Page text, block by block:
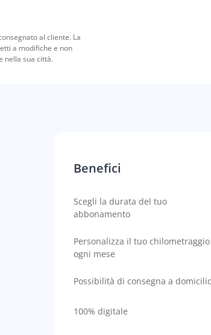
al cliente. La
a modifiche e non
nella sua città.
Benefici
Scegli la durata del tuo
abbonamento
Personalizza il tuo chilometraggio
ogni mese
Possibilità di consegna a
100% digitale